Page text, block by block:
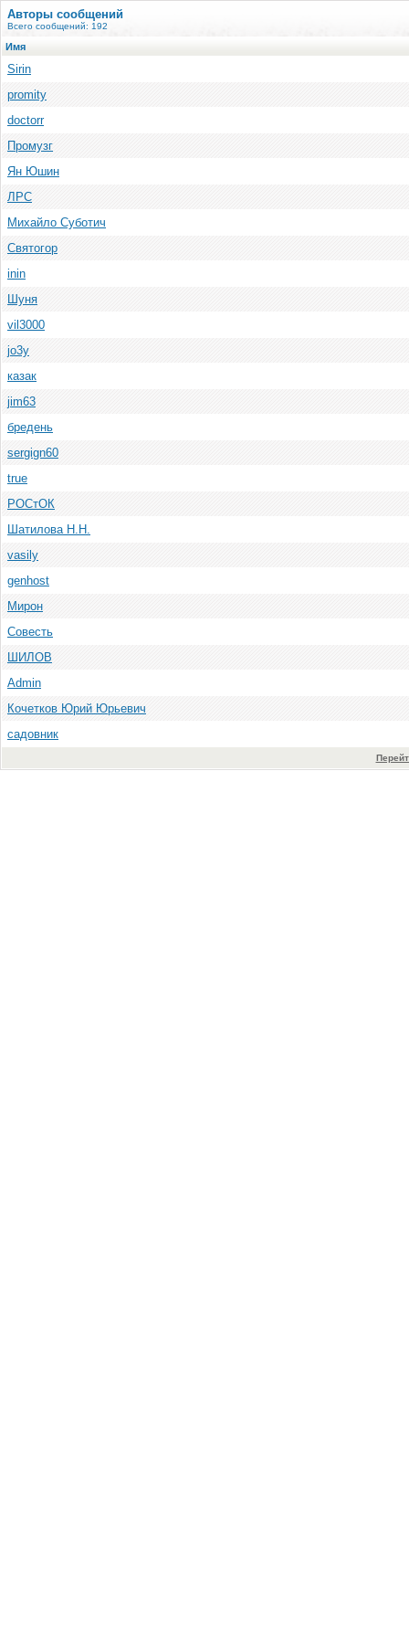
Авторы сообщений
Всего сообщений: 192
Имя
Sirin
promity
doctorr
Промузг
Ян Юшин
ЛРС
Михайло Суботич
Святогор
inin
Шуня
vil3000
jo3y
казак
jim63
бредень
sergign60
true
РОСтОК
Шатилова Н.Н.
vasily
genhost
Мирон
Совесть
ШИЛОВ
Admin
Кочетков Юрий Юрьевич
садовник